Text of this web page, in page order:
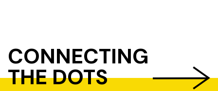
CONNECTING
THE DOTS